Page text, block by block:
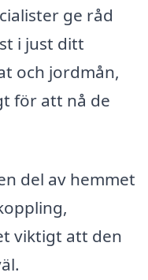
ge råd
i just ditt
och jordmån,
för att nå de
del av hemmet
viktigt att den